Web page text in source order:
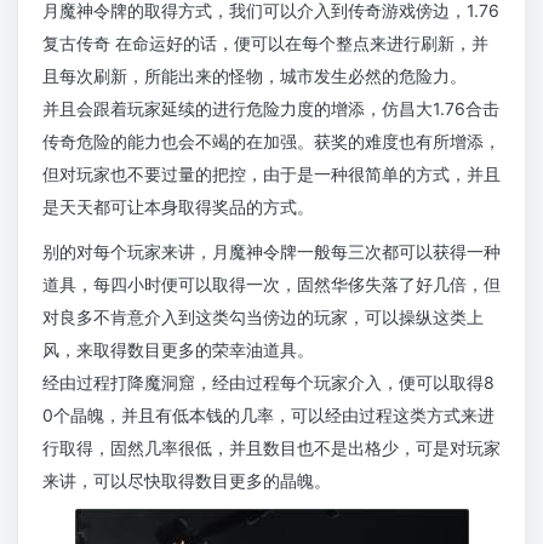
月魔神令牌的取得方式，我们可以介入到传奇游戏傍边，1.76
复古传奇 在命运好的话，便可以在每个整点来进行刷新，并
且每次刷新，所能出来的怪物，城市发生必然的危险力。
并且会跟着玩家延续的进行危险力度的增添，仿昌大1.76合击
传奇危险的能力也会不竭的在加强。获奖的难度也有所增添，
但对玩家也不要过量的把控，由于是一种很简单的方式，并且
是天天都可让本身取得奖品的方式。
别的对每个玩家来讲，月魔神令牌一般每三次都可以获得一种
道具，每四小时便可以取得一次，固然华侈失落了好几倍，但
对良多不肯意介入到这类勾当傍边的玩家，可以操纵这类上
风，来取得数目更多的荣幸油道具。
经由过程打降魔洞窟，经由过程每个玩家介入，便可以取得8
0个晶魄，并且有低本钱的几率，可以经由过程这类方式来进
行取得，固然几率很低，并且数目也不是出格少，可是对玩家
来讲，可以尽快取得数目更多的晶魄。